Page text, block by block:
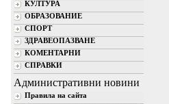
КУЛТУРА
ОБРАЗОВАНИЕ
СПОРТ
ЗДРАВЕОПАЗВАНЕ
КОМЕНТАРНИ
СПРАВКИ
Административни новини
Правила на сайта